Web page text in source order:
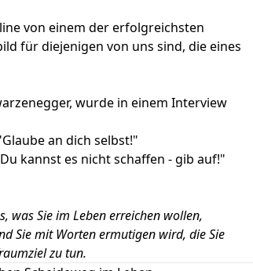
von einem der erfolgreichsten
für diejenigen von uns sind, die eines
wurde in einem Interview
an dich selbst!"
kannst es nicht schaffen - gib auf!"
was Sie im Leben erreichen wollen,
Sie mit Worten ermutigen wird, die Sie
zu tun.